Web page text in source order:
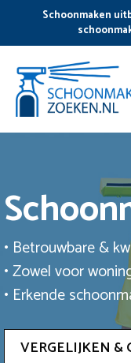
de
inhoud
Schoonmaken
• Betrouwbare &
• Zowel voor
• Erkende
VERGELIJKEN &